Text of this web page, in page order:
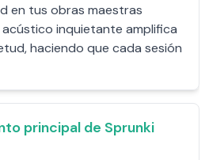
en tus obras maestras
acústico inquietante amplifica
haciendo que cada sesión
principal de Sprunki